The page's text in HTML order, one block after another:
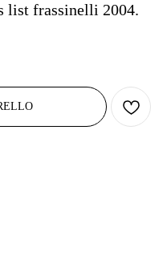
list frassinelli 2004.